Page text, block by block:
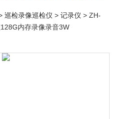
巡检录像巡检仪 >记录仪 > ZH-
内存录像录音3W